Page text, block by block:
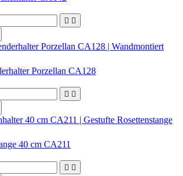
 
Porzellan CA128
 
40 cm CA211
 